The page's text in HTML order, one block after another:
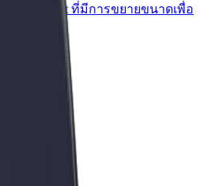
รของ Bolt ที่มีการขยายขนาดเพื่อ